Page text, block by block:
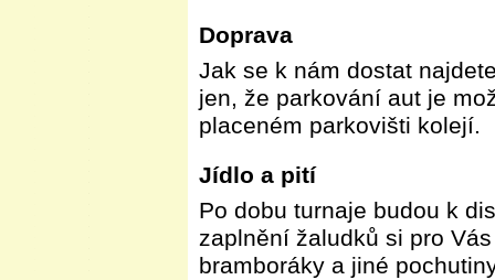
Doprava
Jak se k nám dostat
jen, že parkování aut je
placeném parkovišti kolejí.
Jídlo a pití
Po dobu turnaje budou k
zaplnění žaludků si pro
bramboráky a jiné